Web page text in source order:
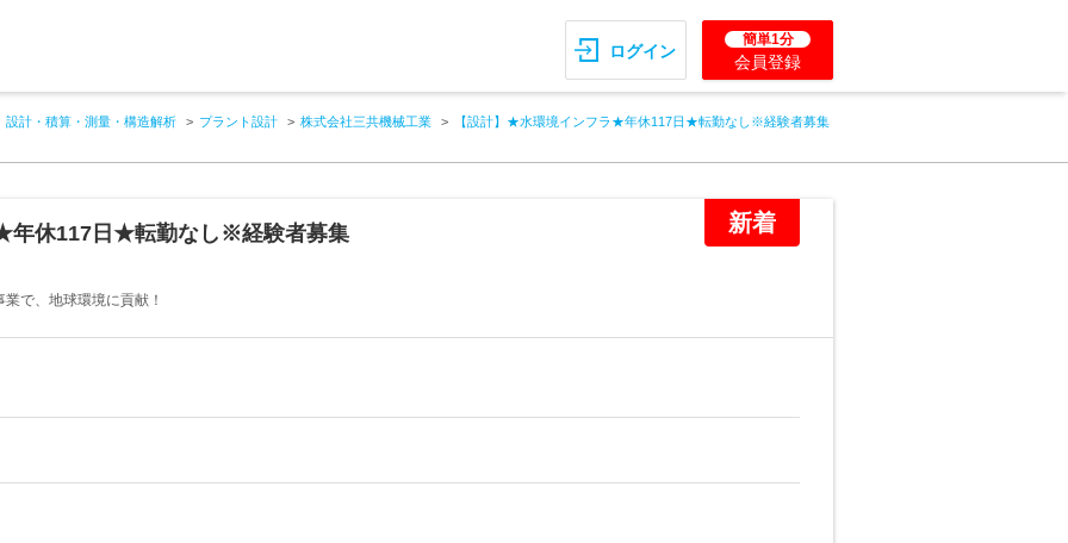
ログイン
簡単1分
会員登録
設計・積算・測量・構造解析 プラント設計 株式会社三共機械工業 【設計】★水環境インフラ★年休117日★転勤なし※経験者募集
新着
年休117日★転勤なし※経験者募集
で、地球環境に貢献！